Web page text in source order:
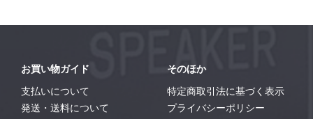
お買い物ガイド
支払いについて
発送・送料について
そのほか
特定商取引法に基づく表示
プライバシーポリシー